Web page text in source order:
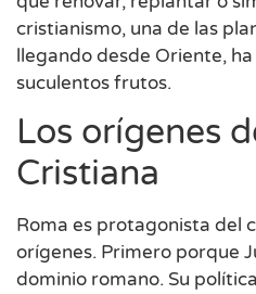
cristianismo, una de las
llegando desde Oriente,
suculentos frutos.
Los orígenes
Cristiana
Roma es protagonista del
orígenes. Primero porque
dominio romano. Su